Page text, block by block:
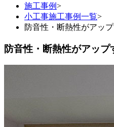
施工事例>
小工事施工事例一覧>
防音性・断熱性がアッ
防音性・断熱性がアップ